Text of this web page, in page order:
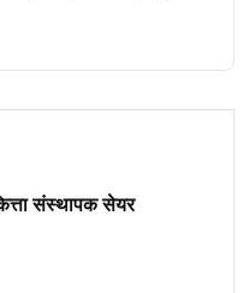
संस्थापक सेयर